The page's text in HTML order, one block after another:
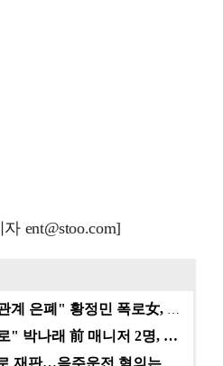
ent@stoo.com]
" 박나래 前 매니저 2명, …